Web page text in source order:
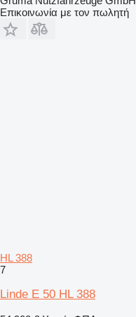
Επικοινωνία με τον πωλητή
HL 388
7
Linde E 50 HL 388